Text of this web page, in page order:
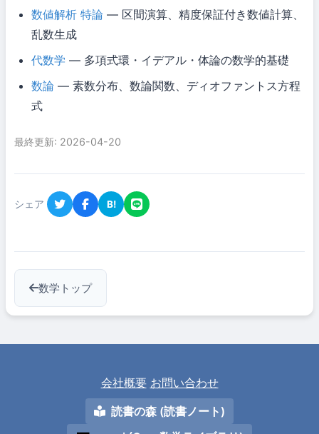
数値解析 特論 — 区間演算、精度保証付き数値計算、
乱数生成
代数学 — 多項式環・イデアル・体論の数学的基礎
数論 — 素数分布、数論関数、ディオファントス方程
式
最終更新: 2026-04-20
シェア B!
数学トップ
会社概要 お問い合わせ
読書の森 (読書ノート)